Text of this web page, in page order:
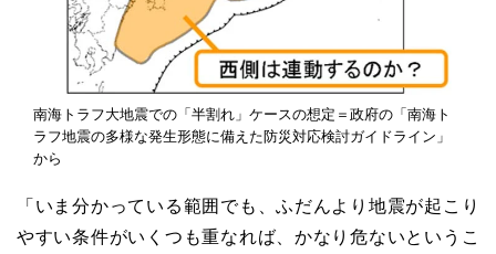
南海トラフ大地震での「半割れ」ケースの想定＝政府の「南海ト
ラフ地震の多様な発生形態に備えた防災対応検討ガイドライン」
から
「いま分かっている範囲でも、ふだんより地震が起こり
やすい条件がいくつも重なれば、かなり危ないというこ